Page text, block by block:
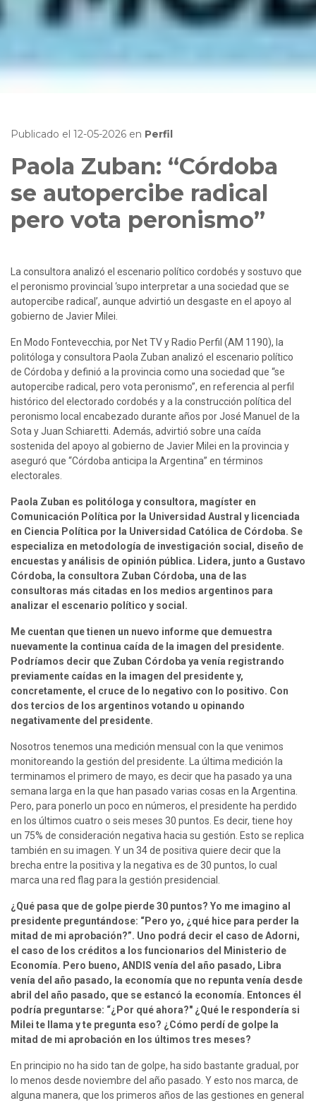
Publicado el 12-05-2026 en Perfil
Paola Zuban: “Córdoba
se autopercibe radical
pero vota peronismo”
La consultora analizó el escenario político cordobés y sostuvo que
el peronismo provincial ‘supo interpretar a una sociedad que se
autopercibe radical’, aunque advirtió un desgaste en el apoyo al
gobierno de Javier Milei.
En Modo Fontevecchia, por Net TV y Radio Perfil (AM 1190), la
politóloga y consultora Paola Zuban analizó el escenario político
de Córdoba y definió a la provincia como una sociedad que “se
autopercibe radical, pero vota peronismo”, en referencia al perfil
histórico del electorado cordobés y a la construcción política del
peronismo local encabezado durante años por José Manuel de la
Sota y Juan Schiaretti. Además, advirtió sobre una caída
sostenida del apoyo al gobierno de Javier Milei en la provincia y
aseguró que “Córdoba anticipa la Argentina” en términos
electorales.
Paola Zuban es politóloga y consultora, magíster en
Comunicación Política por la Universidad Austral y licenciada
en Ciencia Política por la Universidad Católica de Córdoba. Se
especializa en metodología de investigación social, diseño de
encuestas y análisis de opinión pública. Lidera, junto a Gustavo
Córdoba, la consultora Zuban Córdoba, una de las
consultoras más citadas en los medios argentinos para
analizar el escenario político y social.
Me cuentan que tienen un nuevo informe que demuestra
nuevamente la continua caída de la imagen del presidente.
Podríamos decir que Zuban Córdoba ya venía registrando
previamente caídas en la imagen del presidente y,
concretamente, el cruce de lo negativo con lo positivo. Con
dos tercios de los argentinos votando u opinando
negativamente del presidente.
Nosotros tenemos una medición mensual con la que venimos
monitoreando la gestión del presidente. La última medición la
terminamos el primero de mayo, es decir que ha pasado ya una
semana larga en la que han pasado varias cosas en la Argentina.
Pero, para ponerlo un poco en números, el presidente ha perdido
en los últimos cuatro o seis meses 30 puntos. Es decir, tiene hoy
un 75% de consideración negativa hacia su gestión. Esto se replica
también en su imagen. Y un 34 de positiva quiere decir que la
brecha entre la positiva y la negativa es de 30 puntos, lo cual
marca una red flag para la gestión presidencial.
¿Qué pasa que de golpe pierde 30 puntos? Yo me imagino al
presidente preguntándose: “Pero yo, ¿qué hice para perder la
mitad de mi aprobación?”. Uno podrá decir el caso de Adorni,
el caso de los créditos a los funcionarios del Ministerio de
Economía. Pero bueno, ANDIS venía del año pasado, Libra
venía del año pasado, la economía que no repunta venía desde
abril del año pasado, que se estancó la economía. Entonces él
podría preguntarse: “¿Por qué ahora?" ¿Qué le respondería si
Milei te llama y te pregunta eso? ¿Cómo perdí de golpe la
mitad de mi aprobación en los últimos tres meses?
En principio no ha sido tan de golpe, ha sido bastante gradual, por
lo menos desde noviembre del año pasado. Y esto nos marca, de
alguna manera, que los primeros años de las gestiones en general